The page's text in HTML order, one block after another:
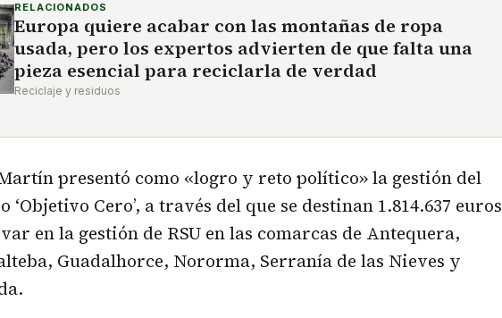
RELACIONADOS
Europa quiere acabar con las montañas de ropa
usada, pero los expertos advierten de que falta una
pieza esencial para reciclarla de verdad
Reciclaje y residuos
presentó como «logro y reto político» la gestión del
Cero’, a través del que se destinan 1.814.637 euros
en la gestión de RSU en las comarcas de Antequera,
Guadalhorce, Nororma, Serranía de las Nieves y